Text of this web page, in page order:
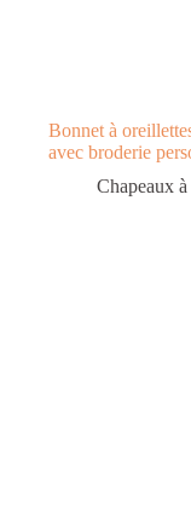
Bonnet à
avec broderie
Chapeaux